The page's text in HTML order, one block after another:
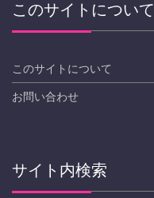
このサイトについて
このサイトについて
お問い合わせ
サイト内検索